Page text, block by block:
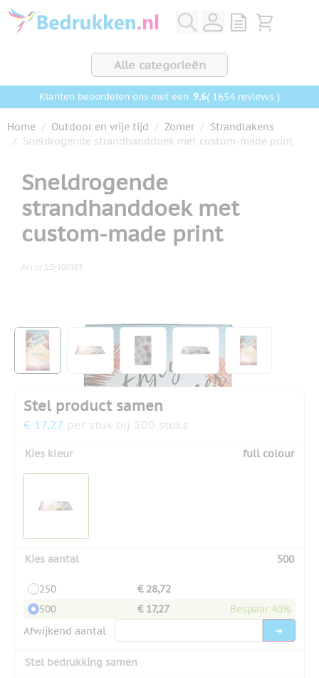
Ga naar de inhoud
View quote,
Bekijk
Alle categorieën
Klanten beoordelen ons met een 9,6( 1654 reviews )
Home / Outdoor en vrije tijd / Zomer / Strandlakens
/ Sneldrogende strandhanddoek met custom-made print
Sneldrogende
strandhanddoek met
custom-made print
Art.nr. LE-100383
View larger imageView larger imageView larger imageView larger image
View larger
Stel product samen
€ 17,27 per stuk bij 500 stuks
Kies kleur full colour
Kies aantal 500
250
€ 28,72
500
€ 17,27
Bespaar 40%
Afwijkend aantal
Stel bedrukking samen